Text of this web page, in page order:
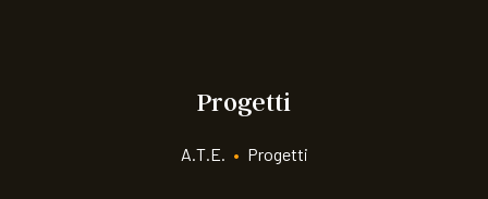
Progetti
A.T.E. • Progetti